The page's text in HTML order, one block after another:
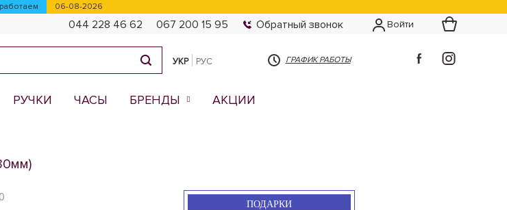
06-08-2026
044 228 46 62 067 200 15 95 Обратный звонок Войти
УКР РУС ГРАФИК РАБОТЫ
РУЧКИ ЧАСЫ БРЕНДЫ АКЦИИ
ПОДАРКИ